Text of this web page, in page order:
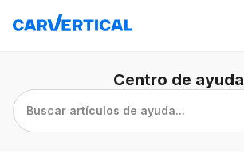
Centro de ayuda
Buscar artículos de ayuda...